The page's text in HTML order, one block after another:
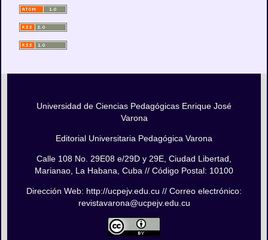
Universidad de Ciencias Pedagógicas Enrique José
Varona
Editorial Universitaria Pedagógica Varona
Calle 108 No. 29E08 e/29D y 29E, Ciudad Libertad,
Marianao, La Habana, Cuba // Código Postal: 10100
Dirección Web: http://ucpejv.edu.cu // Correo electrónico:
revistavarona@ucpejv.edu.cu